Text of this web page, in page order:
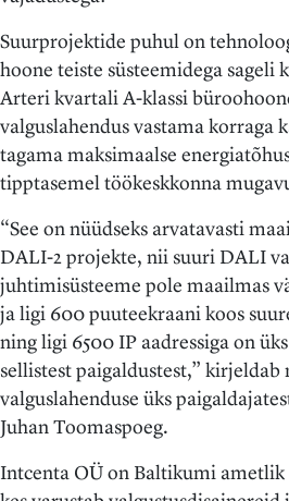
Suurprojektide puhul on
hoone teiste süsteemidega sageli
Arteri kvartali A-klassi
valguslahendus vastama korraga
tagama maksimaalse
tipptasemel töökeskkonna
“See on nüüdseks arvatavasti
DALI-2 projekte, nii suuri DALI
juhtimisüsteeme pole maailmas
ja ligi 600 puuteekraani koos
ning ligi 6500 IP aadressiga on
sellistest paigaldustest,” kirjeldab
valguslahenduse üks
Juhan Toomaspoeg.
Intcenta OÜ on Baltikumi